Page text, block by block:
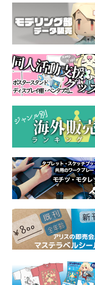
竜とけもの図鑑 海編
竜目竜科
オリジナル